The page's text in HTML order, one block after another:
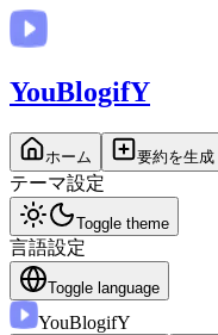
YouBlogifY
ホーム 要約を生成
テーマ設定
Toggle theme
言語設定
Toggle language
YouBlogifY